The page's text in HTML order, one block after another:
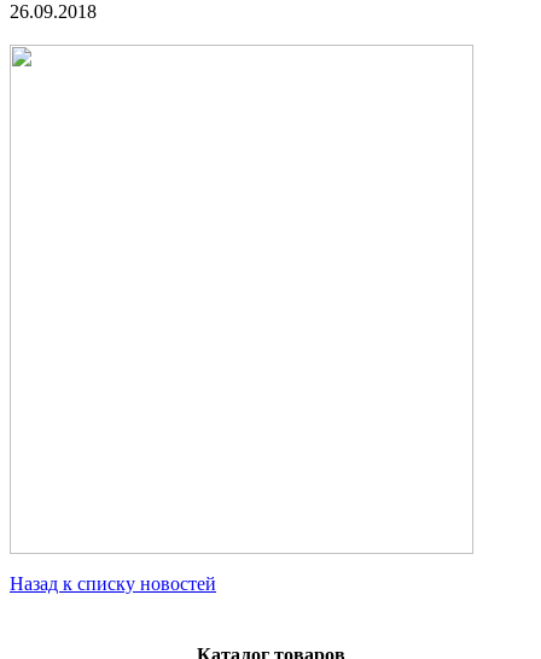
26.09.2018
Назад к списку новостей
Каталог товаров